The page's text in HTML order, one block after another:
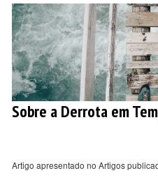
Sobre a Derrota em
Artigo apresentado no Artigos